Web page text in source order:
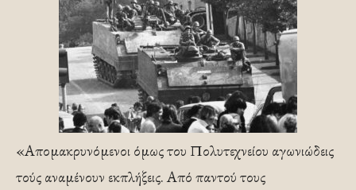
«Απομακρυνόμενοι όμως του Πολυτεχνείου αγωνιώδεις
τούς αναμένουν εκπλήξεις. Από παντού τους